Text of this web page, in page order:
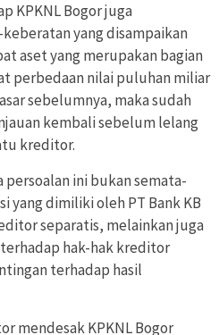
KPKNL Bogor juga
yang disampaikan
aset yang merupakan bagian
perbedaan nilai puluhan miliar
sebelumnya, maka sudah
kembali sebelum lelang
kreditor.
ini bukan semata-
yang dimiliki oleh PT Bank KB
separatis, melainkan juga
hak-hak kreditor
terhadap hasil
mendesak KPKNL Bogor